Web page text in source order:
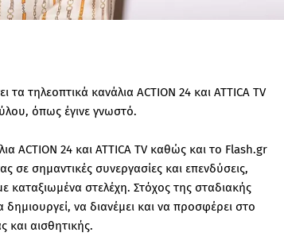
τηλεοπτικά κανάλια ACTION 24 και ATTICA TV
όπως έγινε γνωστό.
ACTION 24 και ATTICA TV καθώς και το Flash.gr
σε σημαντικές συνεργασίες και επενδύσεις,
καταξιωμένα στελέχη. Στόχος της σταδιακής
να διανέμει και να προσφέρει στο
και αισθητικής.